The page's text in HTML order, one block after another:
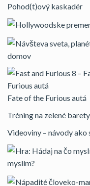
Pohod(t)ový kaskadér
domov
Fate of the Furious autá
Tréning na zelené barety
Videoviny – návody ako
myslím?